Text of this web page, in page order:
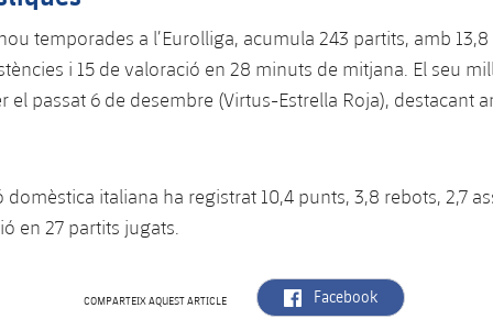
temporades a l’Eurolliga, acumula 243 partits, amb
i 15 de valoració en 28 minuts de mitjana. El seu
el passat 6 de desembre (Virtus-Estrella Roja), destacant
domèstica italiana ha registrat 10,4 punts, 3,8 rebots, 2,7
en 27 partits jugats.
COMPARTEIX AQUEST ARTICLE label.aria.facebook
Facebook